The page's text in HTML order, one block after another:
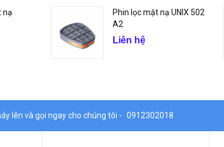
nạ
Phin lọc mặt nạ UNIX 502
A2
Liên hệ
lên và gọi ngay cho chúng tôi - 0912302018